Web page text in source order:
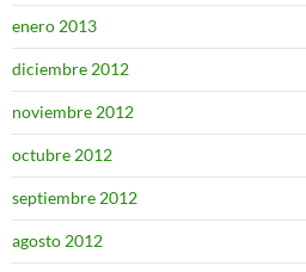
enero 2013
diciembre 2012
noviembre 2012
octubre 2012
septiembre 2012
agosto 2012